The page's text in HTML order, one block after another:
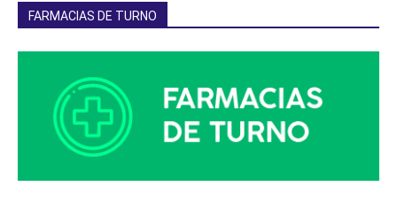
FARMACIAS DE TURNO